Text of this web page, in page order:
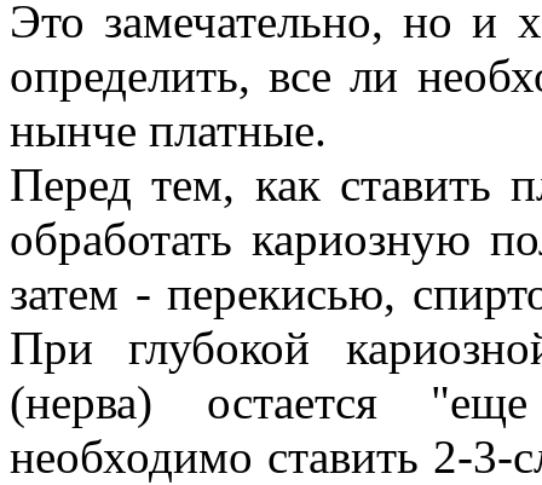
Это замечательно, но и
определить, все ли
нынче платные.
Перед тем, как ставить
обработать кариозную
затем - перекисью,
При глубокой
(нерва) остается
необходимо ставить 2-